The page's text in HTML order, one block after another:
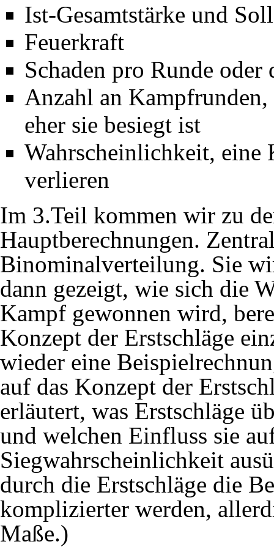
Ist-Gesamtstärke und
Feuerkraft
Schaden pro Runde
Anzahl an
eher sie besiegt ist
Wahrscheinlichkeit, eine
verlieren
Im 3.Teil kommen wir zu
Hauptberechnungen.
Binominalverteilung. Sie
dann gezeigt, wie sich die
Kampf gewonnen wird,
Konzept der Erstschläge
wieder eine
auf das Konzept der
erläutert, was Erstschläge
und welchen Einfluss sie
Siegwahrscheinlichkeit
durch die Erstschläge die
komplizierter werden,
Maße.)